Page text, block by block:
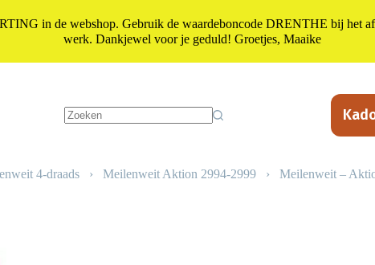
4-draads › Meilenweit Aktion 2994-2999 › Meilenweit –
in de webshop. Gebruik de waardeboncode DRENTHE bij het
werk. Dankjewel voor je geduld! Groetjes, Maaike